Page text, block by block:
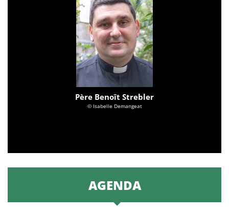
Père Benoît Strebler
© Isabelle Demangeat
AGENDA